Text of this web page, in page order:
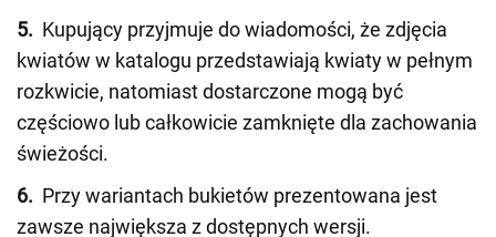
5. Kupujący przyjmuje do wiadomości, że zdjęcia
kwiatów w katalogu przedstawiają kwiaty w pełnym
rozkwicie, natomiast dostarczone mogą być
częściowo lub całkowicie zamknięte dla zachowania
świeżości.
6. Przy wariantach bukietów prezentowana jest
zawsze największa z dostępnych wersji.